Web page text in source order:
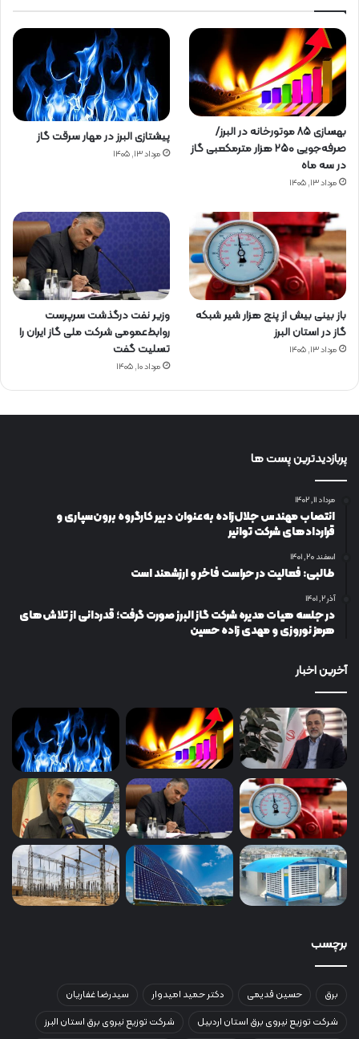
بهسازی ۸۵ موتورخانه در البرز/
صرفه‌جویی ۲۵۰ هزار مترمکعبی گاز
در سه ماه
مرداد ۱۳, ۱۴۰۵
پیشتازی البرز در مهار سرقت گاز
مرداد ۱۳, ۱۴۰۵
باز بینی بیش از پنج هزار شیر شبکه
گاز در استان البرز
مرداد ۱۳, ۱۴۰۵
وزیر نفت درگذشت سرپرست
روابط‌عمومی شرکت ملی گاز ایران را
تسلیت گفت
مرداد ۱۰, ۱۴۰۵
پربازدیدترین پست ها
مرداد ۱۱, ۱۴۰۲
انتصاب مهندس جلال‌زاده به‌عنوان دبیر كارگروه برون‌سپاری و
قراردادهای شركت توانیر
اسفند ۲۰, ۱۴۰۱
طالبی: فعالیت در حراست فاخر و ارزشمند است
آذر ۲, ۱۴۰۱
در جلسه هیات مدیره شرکت گاز البرز صورت گرفت؛ قدردانی از تلاش‌های
هرمز نوروزی و مهدی زاده حسین
آخرین اخبار
برچسب
برق حسین قدیمی دکتر حمید امیدوار
سیدرضا غفاریان
شرکت توزیع نیروی برق استان اردبیل
شرکت توزیع نیروی برق استان البرز